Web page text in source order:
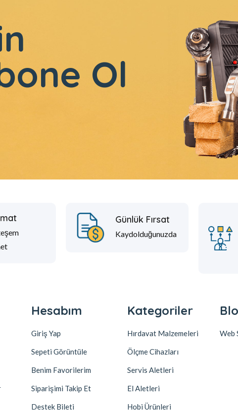
Ol
Günlük Fırsat
Kaydolduğunuzda
Hesabım
Giriş Yap
Sepeti Görüntüle
Benim Favorilerim
Siparişimi Takip Et
Destek Bileti
Kategoriler
Hırdavat Malzemeleri
Ölçme Cihazları
Servis Aletleri
El Aletleri
Hobi Ürünleri
Web